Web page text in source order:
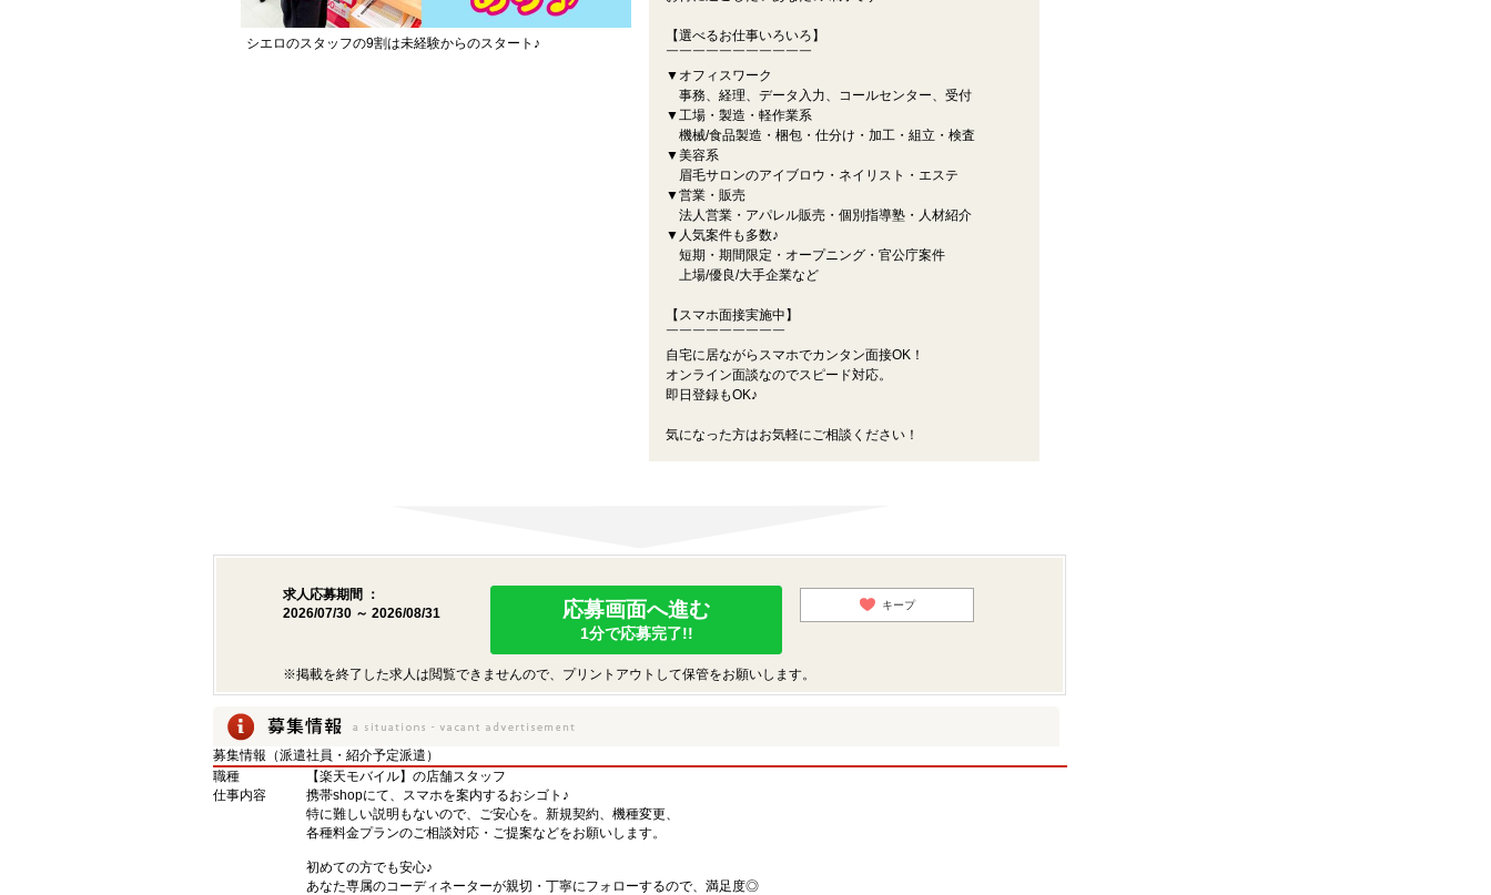
シエロのスタッフの9割は未経験からのスタート♪
【選べるお仕事いろいろ】
￣￣￣￣￣￣￣￣￣￣￣
▼オフィスワーク
事務、経理、データ入力、コールセンター、受付
▼工場・製造・軽作業系
機械/食品製造・梱包・仕分け・加工・組立・検査
▼美容系
眉毛サロンのアイブロウ・ネイリスト・エステ
▼営業・販売
法人営業・アパレル販売・個別指導塾・人材紹介
▼人気案件も多数♪
短期・期間限定・オープニング・官公庁案件
上場/優良/大手企業など
【スマホ面接実施中】
￣￣￣￣￣￣￣￣￣
自宅に居ながらスマホでカンタン面接OK！
オンライン面談なのでスピード対応。
即日登録もOK♪
気になった方はお気軽にご相談ください！
求人応募期間 ：
2026/07/30 ～ 2026/08/31
応募画面へ進む
1分で応募完了!!
キープ
※掲載を終了した求人は閲覧できませんので、プリントアウトして保管をお願いします。
募集情報（派遣社員・紹介予定派遣）
職種
【楽天モバイル】の店舗スタッフ
仕事内容
携帯shopにて、スマホを案内するおシゴト♪
特に難しい説明もないので、ご安心を。新規契約、機種変更、
各種料金プランのご相談対応・ご提案などをお願いします。
初めての方でも安心♪
あなた専属のコーディネーターが親切・丁寧にフォローするので、満足度◎